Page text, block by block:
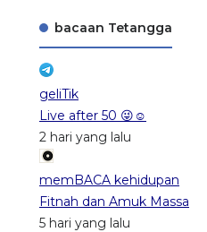
bacaan Tetangga
geliTik
Live after 50 😜☺️
2 hari yang lalu
memBACA kehidupan
Fitnah dan Amuk Massa
5 hari yang lalu